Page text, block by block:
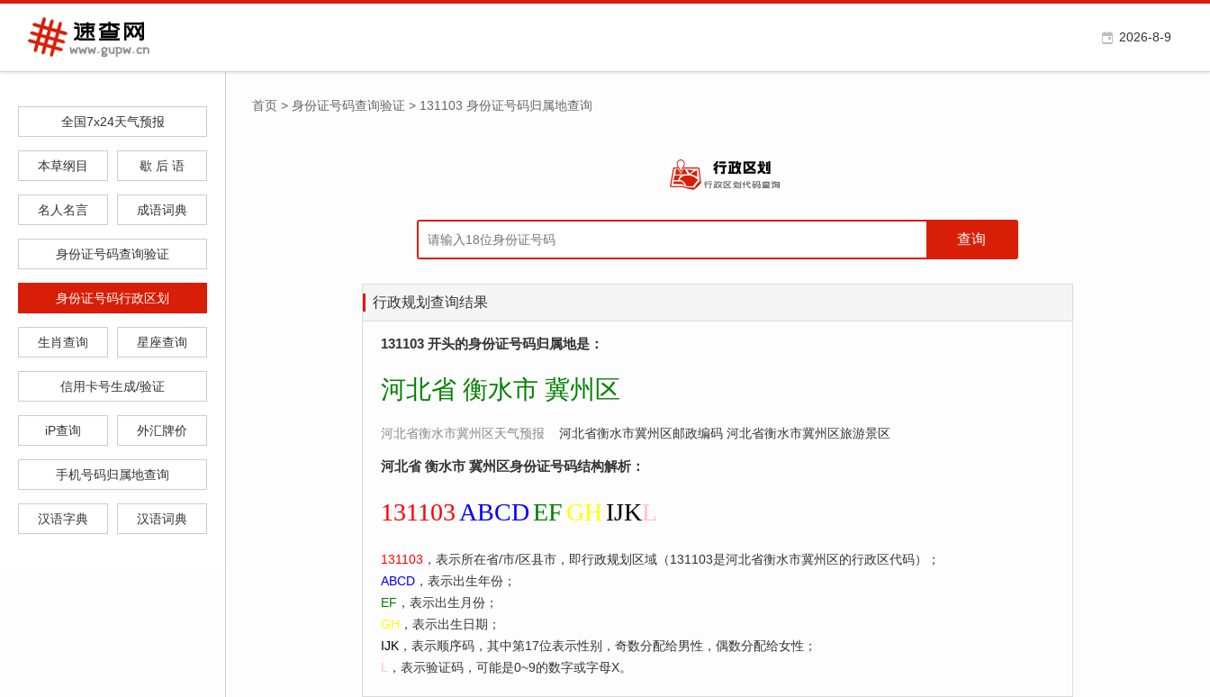
2026-8-9
全国7x24天气预报
本草纲目 歇 后 语
名人名言 成语词典
身份证号码查询验证
身份证号码行政区划
生肖查询 星座查询
信用卡号生成/验证
iP查询 外汇牌价
手机号码归属地查询
汉语字典 汉语词典
首页 > 身份证号码查询验证 > 131103 身份证号码归属地查询
行政规划查询结果
131103 开头的身份证号码归属地是：
河北省 衡水市 冀州区
河北省衡水市冀州区天气预报 河北省衡水市冀州区邮政编码 河北省衡水市冀州区旅游景区
河北省 衡水市 冀州区身份证号码结构解析：
131103 ABCDEFGHIJKL
131103 ，表示所在省/市/区县市，即行政规划区域（131103是河北省衡水市冀州区的行政区代码）；
ABCD ，表示出生年份；
EF ，表示出生月份；
GH ，表示出生日期；
IJK ，表示顺序码，其中第17位表示性别，奇数分配给男性，偶数分配给女性；
L
，表示验证码，可能是0~9的数字或字母X。